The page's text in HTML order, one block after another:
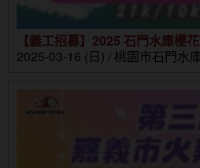
【義工招募】2025 石門水庫櫻
2025-03-16 (日) / 桃園市石門水